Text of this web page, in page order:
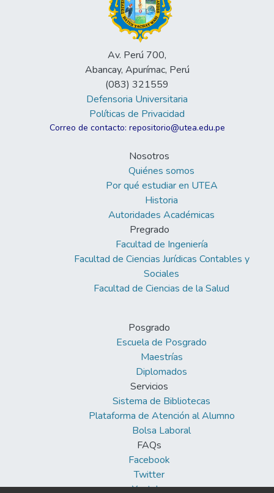
Av. Perú 700,
Abancay, Apurímac, Perú
(083) 321559
Defensoria Universitaria
Políticas de Privacidad
Correo de contacto: repositorio@utea.edu.pe
Nosotros
Quiénes somos
Por qué estudiar en UTEA
Historia
Autoridades Académicas
Pregrado
Facultad de Ingeniería
Facultad de Ciencias Jurídicas Contables y
Sociales
Facultad de Ciencias de la Salud
Posgrado
Escuela de Posgrado
Maestrías
Diplomados
Servicios
Sistema de Bibliotecas
Plataforma de Atención al Alumno
Bolsa Laboral
FAQs
Facebook
Twitter
Youtube